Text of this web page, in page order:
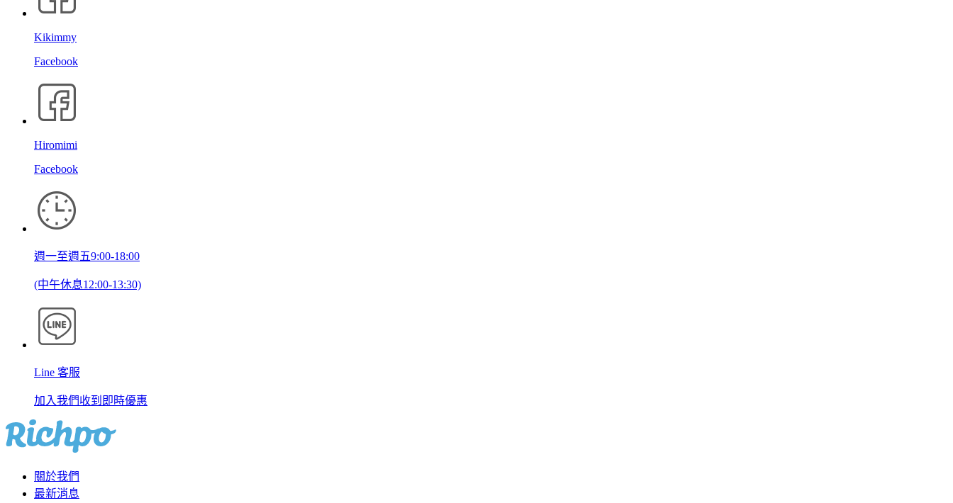
Kikimmy
Facebook
Hiromimi
Facebook
週一至週五9:00-18:00
(中午休息12:00-13:30)
Line 客服
加入我們收到即時優惠
關於我們
最新消息